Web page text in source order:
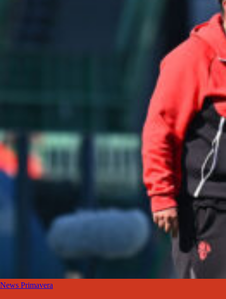
News Primavera